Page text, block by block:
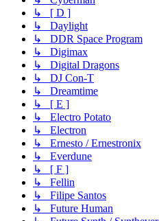
↳ [ D ]
↳ Daylight
↳ DDR Space Program
↳ Digimax
↳ Digital Dragons
↳ DJ Con-T
↳ Dreamtime
↳ [ E ]
↳ Electro Potato
↳ Electron
↳ Ernesto / Ernestronix
↳ Everdune
↳ [ F ]
↳ Fellin
↳ Filipe Santos
↳ Future Human